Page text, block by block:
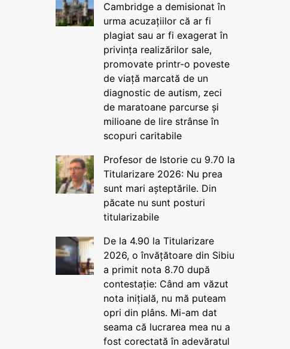
Cambridge a demisionat în
urma acuzațiilor că ar fi
plagiat sau ar fi exagerat în
privința realizărilor sale,
promovate printr-o poveste
de viață marcată de un
diagnostic de autism, zeci
de maratoane parcurse și
milioane de lire strânse în
scopuri caritabile
Profesor de Istorie cu 9.70 la
Titularizare 2026: Nu prea
sunt mari așteptările. Din
păcate nu sunt posturi
titularizabile
De la 4.90 la Titularizare
2026, o învățătoare din Sibiu
a primit nota 8.70 după
contestație: Când am văzut
nota inițială, nu mă puteam
opri din plâns. Mi-am dat
seama că lucrarea mea nu a
fost corectată în adevăratul